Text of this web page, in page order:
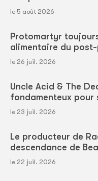
le 5 août 2026
Protomartyr
alimentaire du
le 26 juil. 2026
Uncle Acid & The
fondamenteux pour
le 23 juil. 2026
Le producteur de
descendance de
le 22 juil. 2026